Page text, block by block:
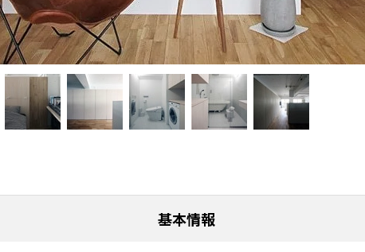
基本情報